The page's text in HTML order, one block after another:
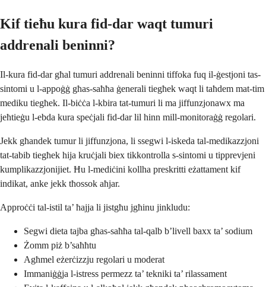
Kif tieħu kura fid-dar waqt tumuri
addrenali beninni?
Il-kura fid-dar għal tumuri addrenali beninni tiffoka fuq il-ġestjoni tas-
sintomi u l-appoġġ għas-saħħa ġenerali tiegħek waqt li taħdem mat-tim
mediku tiegħek. Il-biċċa l-kbira tat-tumuri li ma jiffunzjonawx ma
jeħtieġu l-ebda kura speċjali fid-dar lil hinn mill-monitoraġġ regolari.
Jekk għandek tumur li jiffunzjona, li ssegwi l-iskeda tal-medikazzjoni
tat-tabib tiegħek hija kruċjali biex tikkontrolla s-sintomi u tipprevjeni
kumplikazzjonijiet. Ħu l-mediċini kollha preskritti eżattament kif
indikat, anke jekk tħossok aħjar.
Approċċi tal-istil ta’ ħajja li jistgħu jgħinu jinkludu:
Segwi dieta tajba għas-saħħa tal-qalb b’livell baxx ta’ sodium
Żomm piż b’saħħtu
Agħmel eżerċizzju regolari u moderat
Immaniġġja l-istress permezz ta’ tekniki ta’ rilassament